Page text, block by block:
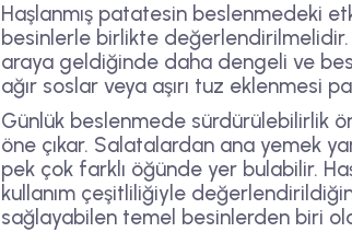
Haşlanmış patatesin beslenmedeki
besinlerle birlikte
araya geldiğinde daha dengeli ve
ağır soslar veya aşırı tuz eklenmesi
Günlük beslenmede sürdürülebilirlik
öne çıkar. Salatalardan ana yemek
pek çok farklı öğünde yer bulabilir.
kullanım çeşitliliğiyle
sağlayabilen temel besinlerden biri